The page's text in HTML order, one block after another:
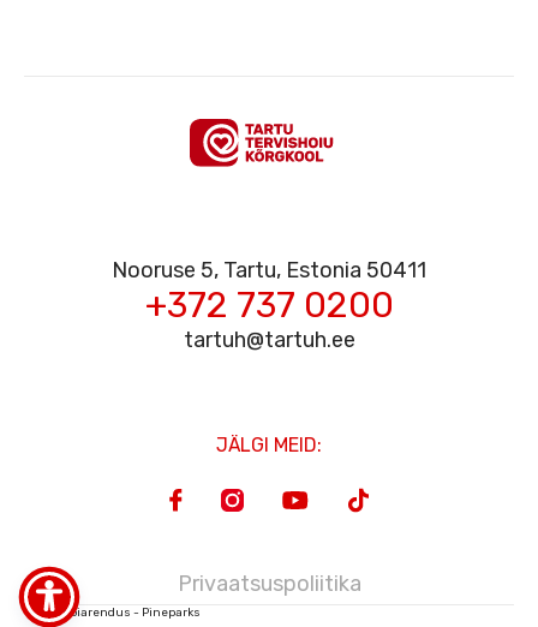
FACEBOOK
Nooruse 5, Tartu, Estonia 50411
+372 737 0200
tartuh@tartuh.ee
JÄLGI MEID:
Privaatsuspoliitika
Veebiarendus - Pineparks